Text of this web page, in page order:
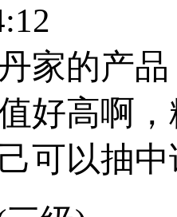
家的产
好高啊
可以抽